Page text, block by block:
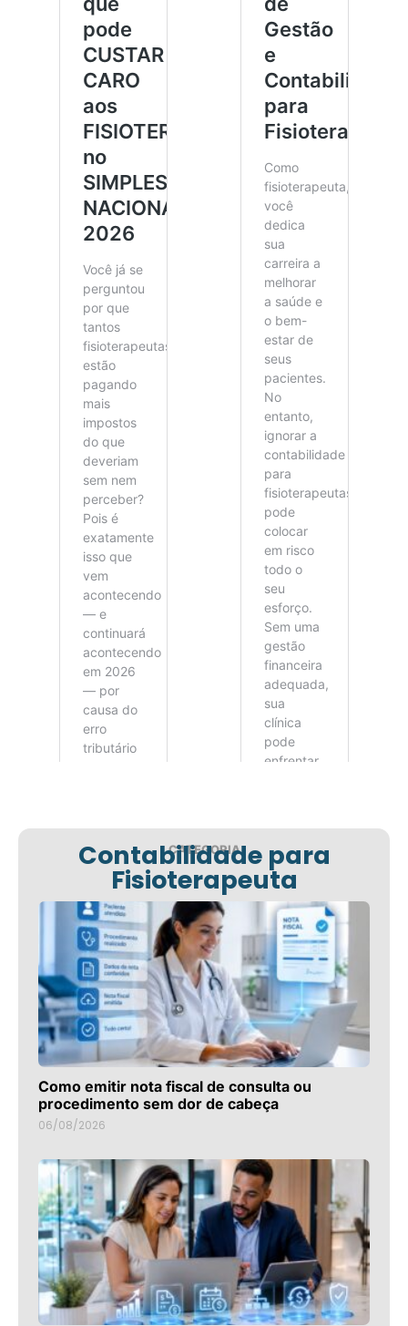
CATEGORIA
Contabilidade para
Fisioterapeuta
Como emitir nota fiscal de consulta ou
procedimento sem dor de cabeça
06/08/2026